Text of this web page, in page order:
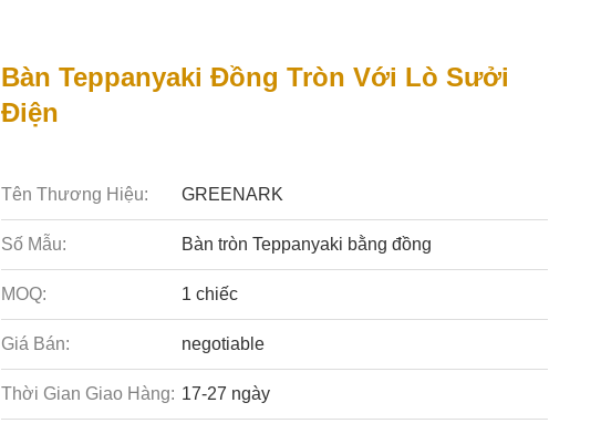
Bàn Teppanyaki Đồng Tròn Với Lò Sưởi
Điện
Tên Thương Hiệu: GREENARK
Số Mẫu: Bàn tròn Teppanyaki bằng đồng
MOQ: 1 chiếc
Giá Bán: negotiable
Thời Gian Giao Hàng: 17-27 ngày